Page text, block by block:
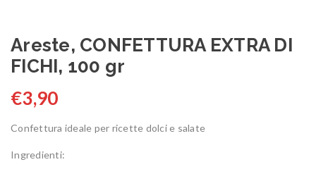
Areste, CONFETTURA EXTRA DI
FICHI, 100 gr
€3,90
Confettura ideale per ricette dolci e salate
Ingredienti: